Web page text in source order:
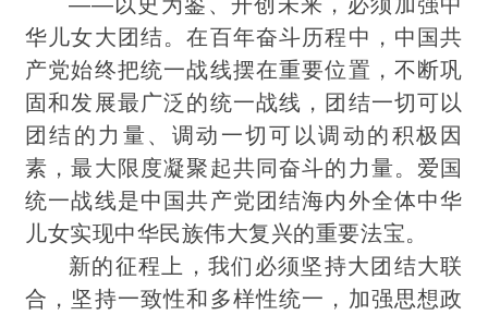
华儿女大团结。在百年奋斗历程中，中国共
产党始终把统一战线摆在重要位置，不断巩
固和发展最广泛的统一战线，团结一切可以
团结的力量、调动一切可以调动的积极因
素，最大限度凝聚起共同奋斗的力量。爱国
统一战线是中国共产党团结海内外全体中华
儿女实现中华民族伟大复兴的重要法宝。
新的征程上，我们必须坚持大团结大联
合，坚持一致性和多样性统一，加强思想政